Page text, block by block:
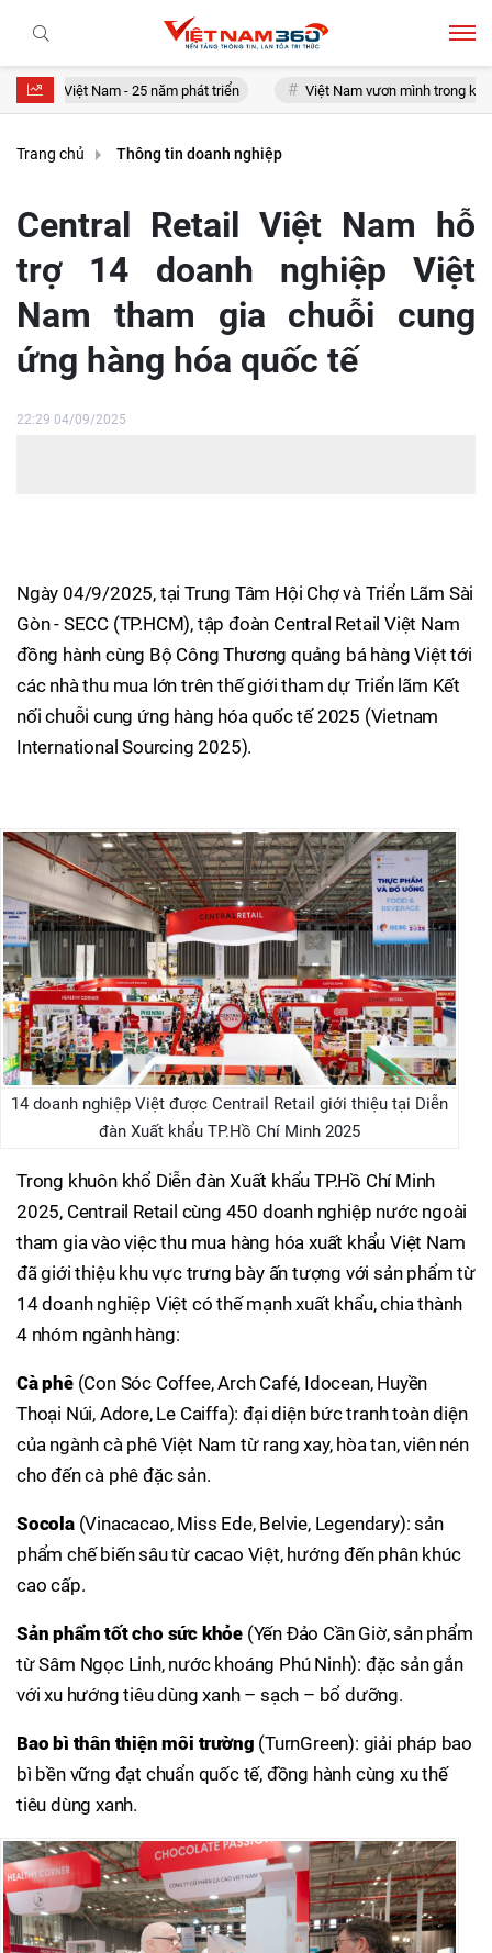
Việt Nam - 25 năm phát triển Việt Nam vươn mình trong kỷ
Trang chủ Thông tin doanh nghiệp
Central Retail Việt Nam hỗ
trợ 14 doanh nghiệp Việt
Nam tham gia chuỗi cung
ứng hàng hóa quốc tế
22:29 04/09/2025
Ngày 04/9/2025, tại Trung Tâm Hội Chợ và Triển Lãm Sài
Gòn - SECC (TP.HCM), tập đoàn Central Retail Việt Nam
đồng hành cùng Bộ Công Thương quảng bá hàng Việt tới
các nhà thu mua lớn trên thế giới tham dự Triển lãm Kết
nối chuỗi cung ứng hàng hóa quốc tế 2025 (Vietnam
International Sourcing 2025).
14 doanh nghiệp Việt được Centrail Retail giới thiệu tại Diễn
đàn Xuất khẩu TP.Hồ Chí Minh 2025
Trong khuôn khổ Diễn đàn Xuất khẩu TP.Hồ Chí Minh
2025, Centrail Retail cùng 450 doanh nghiệp nước ngoài
tham gia vào việc thu mua hàng hóa xuất khẩu Việt Nam
đã giới thiệu khu vực trưng bày ấn tượng với sản phẩm từ
14 doanh nghiệp Việt có thế mạnh xuất khẩu, chia thành
4 nhóm ngành hàng:
Cà phê(Con Sóc Coffee, Arch Café, Idocean, Huyền
Thoại Núi, Adore, Le Caiffa): đại diện bức tranh toàn diện
của ngành cà phê Việt Nam từ rang xay, hòa tan, viên nén
cho đến cà phê đặc sản.
Socola(Vinacacao, Miss Ede, Belvie, Legendary): sản
phẩm chế biến sâu từ cacao Việt, hướng đến phân khúc
cao cấp.
Sản phẩm tốt cho sức khỏe (Yến Đảo Cần Giờ, sản phẩm
từ Sâm Ngọc Linh, nước khoáng Phú Ninh): đặc sản gắn
với xu hướng tiêu dùng xanh – sạch – bổ dưỡng.
Bao bì thân thiện môi trường (TurnGreen): giải pháp bao
bì bền vững đạt chuẩn quốc tế, đồng hành cùng xu thế
tiêu dùng xanh.